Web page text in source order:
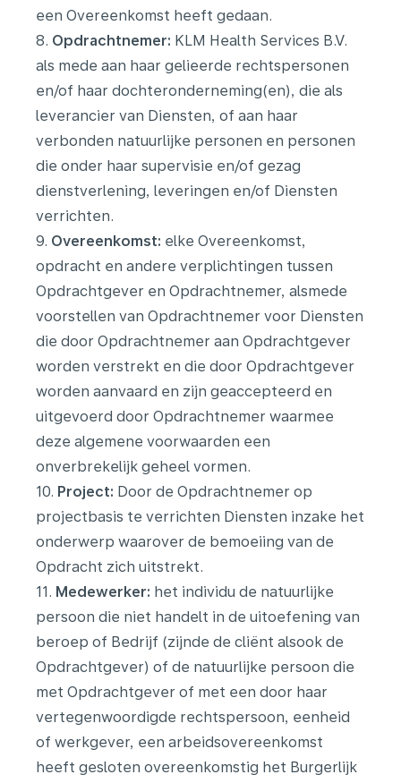
een Overeenkomst heeft gedaan.
8. Opdrachtnemer: KLM Health Services B.V.
als mede aan haar gelieerde rechtspersonen
en/of haar dochteronderneming(en), die als
leverancier van Diensten, of aan haar
verbonden natuurlijke personen en personen
die onder haar supervisie en/of gezag
dienstverlening, leveringen en/of Diensten
verrichten.
9. Overeenkomst: elke Overeenkomst,
opdracht en andere verplichtingen tussen
Opdrachtgever en Opdrachtnemer, alsmede
voorstellen van Opdrachtnemer voor Diensten
die door Opdrachtnemer aan Opdrachtgever
worden verstrekt en die door Opdrachtgever
worden aanvaard en zijn geaccepteerd en
uitgevoerd door Opdrachtnemer waarmee
deze algemene voorwaarden een
onverbrekelijk geheel vormen.
10. Project: Door de Opdrachtnemer op
projectbasis te verrichten Diensten inzake het
onderwerp waarover de bemoeiing van de
Opdracht zich uitstrekt.
11. Medewerker: het individu de natuurlijke
persoon die niet handelt in de uitoefening van
beroep of Bedrijf (zijnde de cliënt alsook de
Opdrachtgever) of de natuurlijke persoon die
met Opdrachtgever of met een door haar
vertegenwoordigde rechtspersoon, eenheid
of werkgever, een arbeidsovereenkomst
heeft gesloten overeenkomstig het Burgerlijk